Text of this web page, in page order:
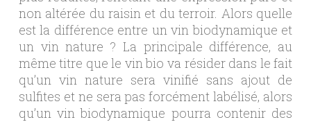
non altérée du raisin et du terroir. Alors quelle
est la différence entre un vin biodynamique et
un vin nature ? La principale différence, au
même titre que le vin bio va résider dans le fait
qu’un vin nature sera vinifié sans ajout de
sulfites et ne sera pas forcément labélisé, alors
qu’un vin biodynamique pourra contenir des